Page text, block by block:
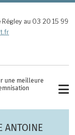
au 03 20 15 99
une meilleure
ANTOINE